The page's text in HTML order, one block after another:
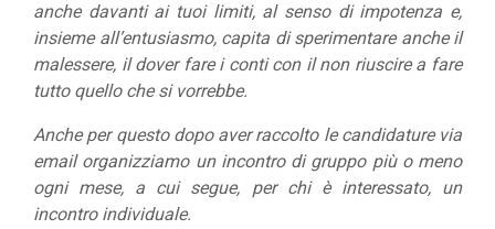
anche davanti ai tuoi limiti, al senso di impotenza e,
insieme all’entusiasmo, capita di sperimentare anche il
malessere, il dover fare i conti con il non riuscire a fare
tutto quello che si vorrebbe.
Anche per questo dopo aver raccolto le candidature via
email organizziamo un incontro di gruppo più o meno
ogni mese, a cui segue, per chi è interessato, un
incontro individuale.